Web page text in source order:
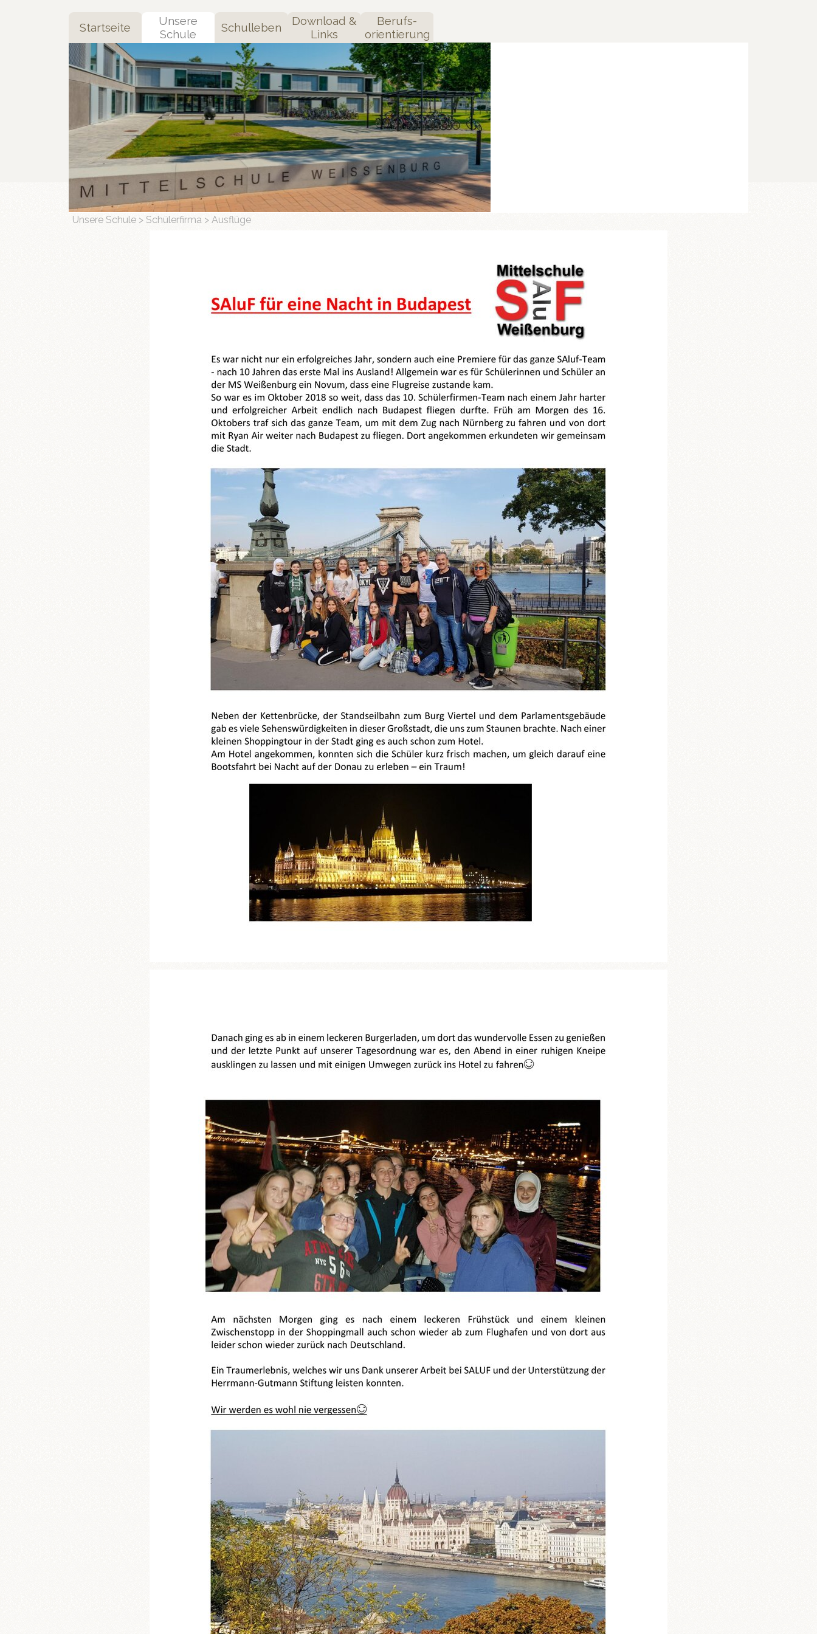
Menü überspringen
Startseite
Unsere
Schule
▼
Schulleben ▼
Download &
Links
▼
Berufs-
orientierung
Unsere Schule > Schülerfirma > Ausflüge